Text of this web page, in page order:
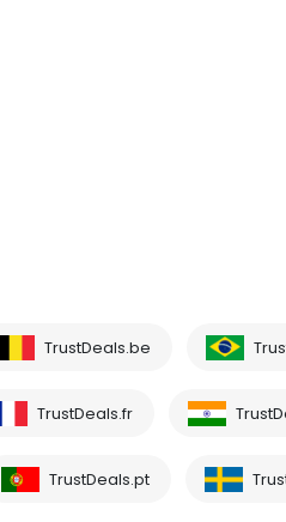
TrustDeals.be
TrustDeals.fr
TrustDeals.pt